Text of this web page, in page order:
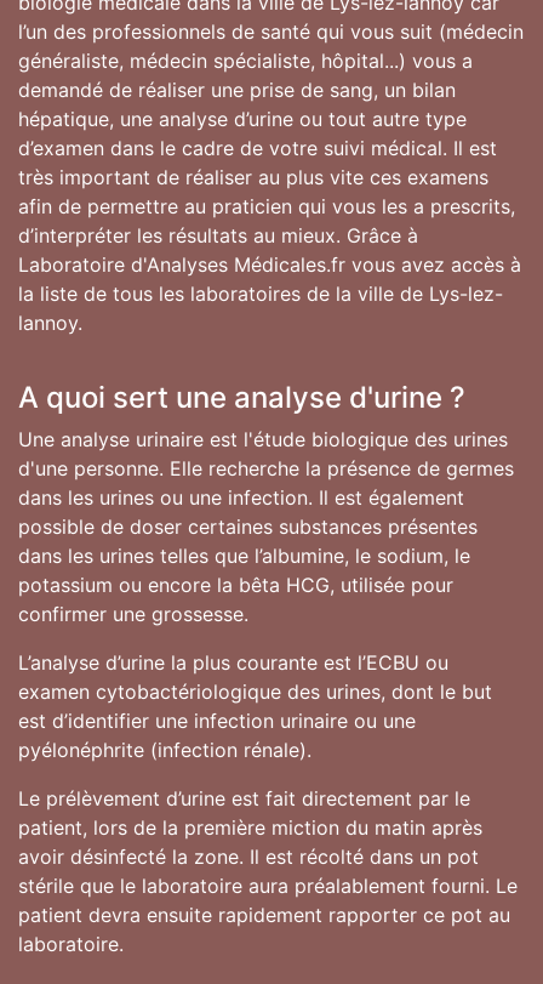
l’un des professionnels de santé qui vous suit (médecin
généraliste, médecin spécialiste, hôpital...) vous a
demandé de réaliser une prise de sang, un bilan
hépatique, une analyse d’urine ou tout autre type
d’examen dans le cadre de votre suivi médical. Il est
très important de réaliser au plus vite ces examens
afin de permettre au praticien qui vous les a prescrits,
d’interpréter les résultats au mieux. Grâce à
Laboratoire d'Analyses Médicales.fr vous avez accès à
la liste de tous les laboratoires de la ville de Lys-lez-
lannoy.
A quoi sert une analyse d'urine ?
Une analyse urinaire est l'étude biologique des urines
d'une personne. Elle recherche la présence de germes
dans les urines ou une infection. Il est également
possible de doser certaines substances présentes
dans les urines telles que l’albumine, le sodium, le
potassium ou encore la bêta HCG, utilisée pour
confirmer une grossesse.
L’analyse d’urine la plus courante est l’ECBU ou
examen cytobactériologique des urines, dont le but
est d’identifier une infection urinaire ou une
pyélonéphrite (infection rénale).
Le prélèvement d’urine est fait directement par le
patient, lors de la première miction du matin après
avoir désinfecté la zone. Il est récolté dans un pot
stérile que le laboratoire aura préalablement fourni. Le
patient devra ensuite rapidement rapporter ce pot au
laboratoire.